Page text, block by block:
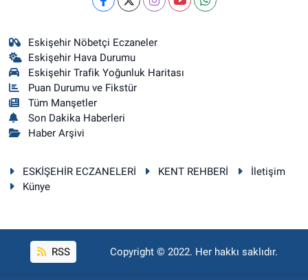
Eskişehir Nöbetçi Eczaneler
Eskişehir Hava Durumu
Eskişehir Trafik Yoğunluk Haritası
Puan Durumu ve Fikstür
Tüm Manşetler
Son Dakika Haberleri
Haber Arşivi
ESKİŞEHİR ECZANELERİ KENT REHBERİ
İletişim
Künye
RSS Copyright © 2022. Her hakkı saklıdır.